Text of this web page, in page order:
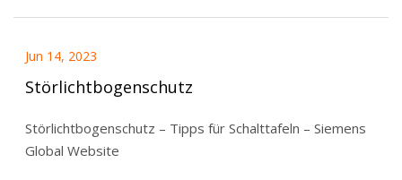
Jun 14, 2023
Störlichtbogenschutz
Störlichtbogenschutz – Tipps für Schalttafeln – Siemens
Global Website